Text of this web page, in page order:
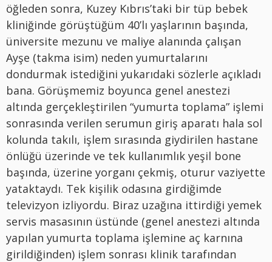
öğleden sonra, Kuzey Kıbrıs’taki bir tüp bebek
kliniğinde görüştüğüm 40’lı yaşlarının başında,
üniversite mezunu ve maliye alanında çalışan
Ayşe (takma isim) neden yumurtalarını
dondurmak istediğini yukarıdaki sözlerle açıkladı
bana. Görüşmemiz boyunca genel anestezi
altında gerçekleştirilen “yumurta toplama” işlemi
sonrasında verilen serumun giriş aparatı hala sol
kolunda takılı, işlem sırasında giydirilen hastane
önlüğü üzerinde ve tek kullanımlık yeşil bone
başında, üzerine yorganı çekmiş, oturur vaziyette
yataktaydı. Tek kişilik odasına girdiğimde
televizyon izliyordu. Biraz uzağına ittirdiği yemek
servis masasının üstünde (genel anestezi altında
yapılan yumurta toplama işlemine aç karnına
girildiğinden) işlem sonrası klinik tarafından